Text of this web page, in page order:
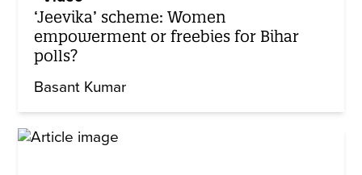
‘Jeevika’ scheme: Women
empowerment or freebies for Bihar
polls?
Basant Kumar